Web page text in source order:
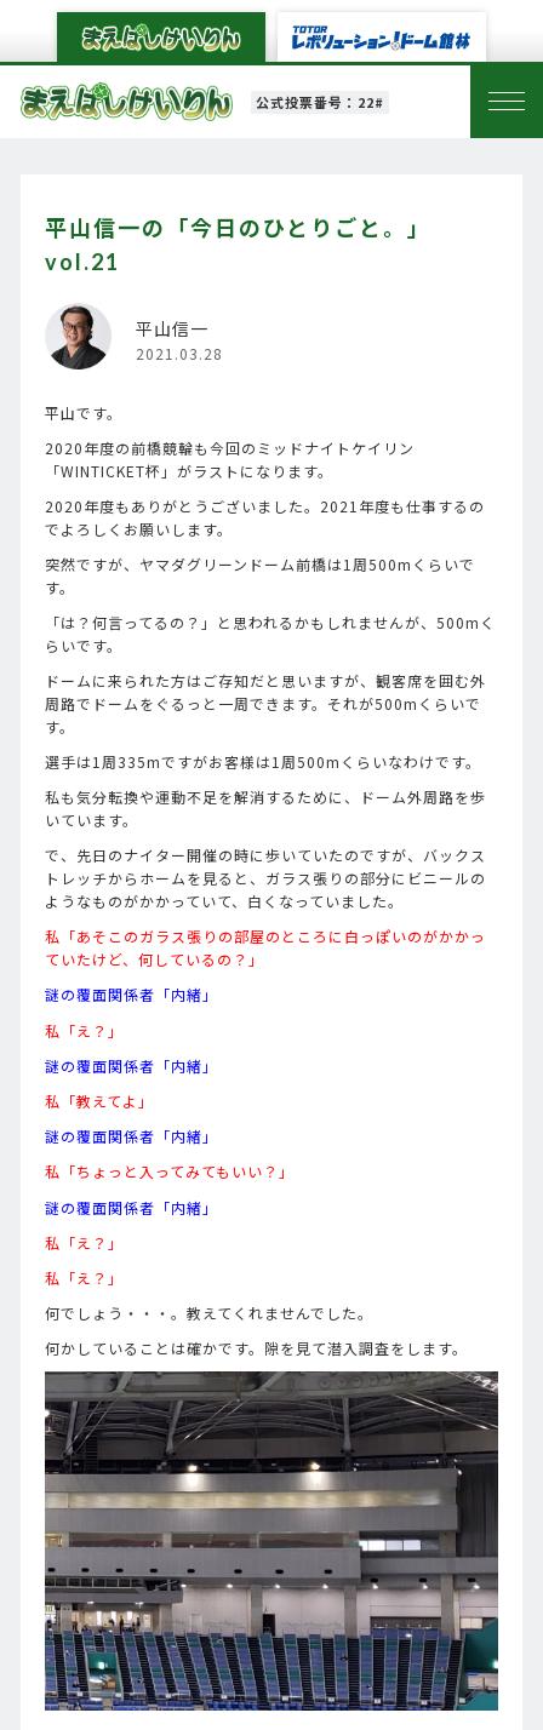
公式投票番号：22#
平山信一の「今日のひとりごと。」
vol.21
平山信一
2021.03.28
平山です。
2020年度の前橋競輪も今回のミッドナイトケイリン
「WINTICKET杯」がラストになります。
2020年度もありがとうございました。2021年度も仕事するの
でよろしくお願いします。
突然ですが、ヤマダグリーンドーム前橋は1周500mくらいで
す。
「は？何言ってるの？」と思われるかもしれませんが、500mく
らいです。
ドームに来られた方はご存知だと思いますが、観客席を囲む外
周路でドームをぐるっと一周できます。それが500mくらいで
す。
選手は1周335mですがお客様は1周500mくらいなわけです。
私も気分転換や運動不足を解消するために、ドーム外周路を歩
いています。
で、先日のナイター開催の時に歩いていたのですが、バックス
トレッチからホームを見ると、ガラス張りの部分にビニールの
ようなものがかかっていて、白くなっていました。
私「あそこのガラス張りの部屋のところに白っぽいのがかかっ
ていたけど、何しているの？」
謎の覆面関係者「内緒」
私「え？」
謎の覆面関係者「内緒」
私「教えてよ」
謎の覆面関係者「内緒」
私「ちょっと入ってみてもいい？」
謎の覆面関係者「内緒」
私「え？」
私「え？」
何でしょう・・・。教えてくれませんでした。
何かしていることは確かです。隙を見て潜入調査をします。